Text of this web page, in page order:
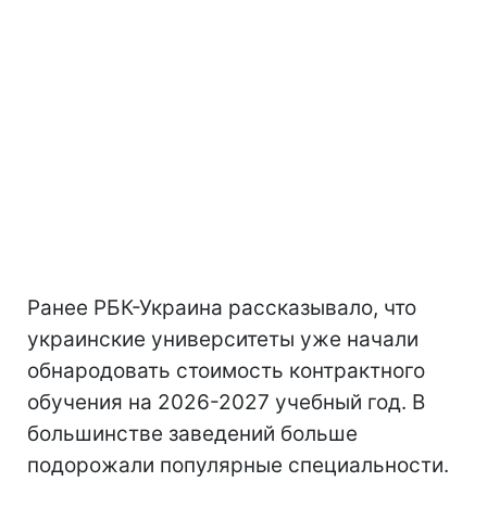
Ранее РБК-Украина рассказывало, что
украинские университеты уже начали
обнародовать стоимость контрактного
обучения на 2026-2027 учебный год. В
большинстве заведений больше
подорожали популярные специальности.